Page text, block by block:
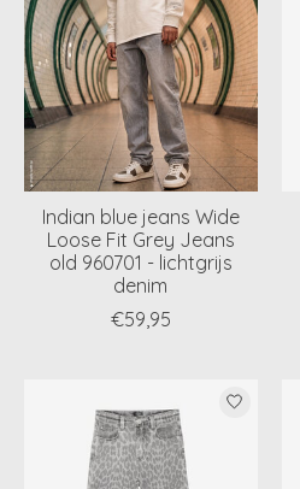
Indian blue jeans Wide
Loose Fit Grey Jeans
old 960701 - lichtgrijs
denim
€59,95